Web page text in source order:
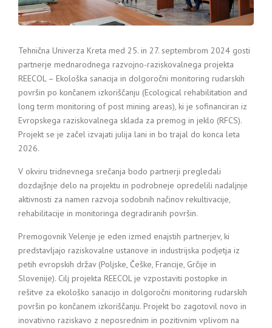
Tehnična Univerza Kreta med 25. in 27. septembrom 2024 gosti
partnerje mednarodnega razvojno-raziskovalnega projekta
REECOL – Ekološka sanacija in dolgoročni monitoring rudarskih
površin po končanem izkoriščanju (Ecological rehabilitation and
long term monitoring of post mining areas), ki je sofinanciran iz
Evropskega raziskovalnega sklada za premog in jeklo (RFCS).
Projekt se je začel izvajati julija lani in bo trajal do konca leta
2026.
V okviru tridnevnega srečanja bodo partnerji pregledali
dozdajšnje delo na projektu in podrobneje opredelili nadaljnje
aktivnosti za namen razvoja sodobnih načinov rekultivacije,
rehabilitacije in monitoringa degradiranih površin.
Premogovnik Velenje je eden izmed enajstih partnerjev, ki
predstavljajo raziskovalne ustanove in industrijska podjetja iz
petih evropskih držav (Poljske, Češke, Francije, Grčije in
Slovenije). Cilj projekta REECOL je vzpostaviti postopke in
rešitve za ekološko sanacijo in dolgoročni monitoring rudarskih
površin po končanem izkoriščanju. Projekt bo zagotovil novo in
inovativno raziskavo z neposrednim in pozitivnim vplivom na